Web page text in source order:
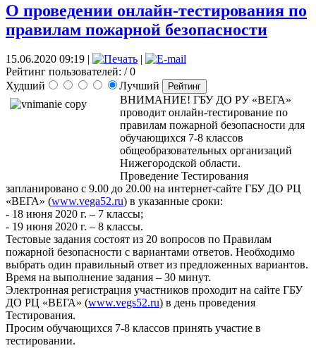
О проведении онлайн-тестирования по
правилам пожарной безопасности
15.06.2020 09:19
Рейтинг пользователей: / 0
Худший
Лучший
ВНИМАНИЕ! ГБУ ДО РУ «ВЕГА»
проводит онлайн-тестирование по
правилам пожарной безопасности для
обучающихся 7-8 классов
общеобразовательных организаций
Нижегородской области.
Проведение Тестирования
запланировано с 9.00 до 20.00 на интернет-сайте ГБУ ДО РЦ
«ВЕГА» (www.vega52.ru) в указанные сроки:
- 18 июня 2020 г. – 7 классы;
- 19 июня 2020 г. – 8 классы.
Тестовые задания состоят из 20 вопросов по Правилам
пожарной безопасности с вариантами ответов. Необходимо
выбрать один правильный ответ из предложенных вариантов.
Время на выполнение задания – 30 минут.
Электронная регистрация участников проходит на сайте ГБУ
ДО РЦ «ВЕГА» (www.vegs52.ru) в день проведения
Тестирования.
Просим обучающихся 7-8 классов принять участие в
тестировании.